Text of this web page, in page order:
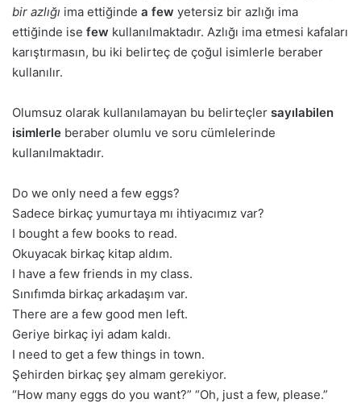
bir azlığı ima ettiğinde a few yetersiz bir azlığı ima
ettiğinde ise few kullanılmaktadır. Azlığı ima etmesi kafaları
karıştırmasın, bu iki belirteç de çoğul isimlerle beraber
kullanılır.
Olumsuz olarak kullanılamayan bu belirteçler sayılabilen
isimlerle beraber olumlu ve soru cümlelerinde
kullanılmaktadır.
Do we only need a few eggs?
Sadece birkaç yumurtaya mı ihtiyacımız var?
I bought a few books to read.
Okuyacak birkaç kitap aldım.
I have a few friends in my class.
Sınıfımda birkaç arkadaşım var.
There are a few good men left.
Geriye birkaç iyi adam kaldı.
I need to get a few things in town.
Şehirden birkaç şey almam gerekiyor.
“How many eggs do you want?” “Oh, just a few, please.”